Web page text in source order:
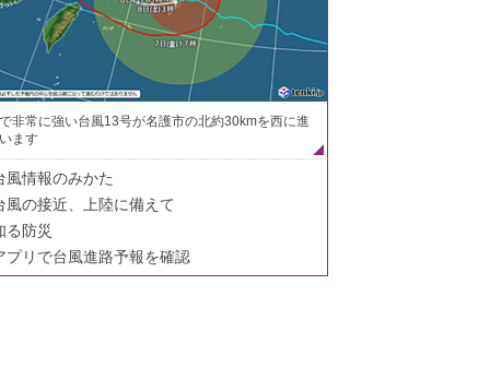
非常に強い台風13号が名護市の北約30kmを西に進
ます
風情報のみかた
風の接近、上陸に備えて
る防災
プリで台風進路予報を確認